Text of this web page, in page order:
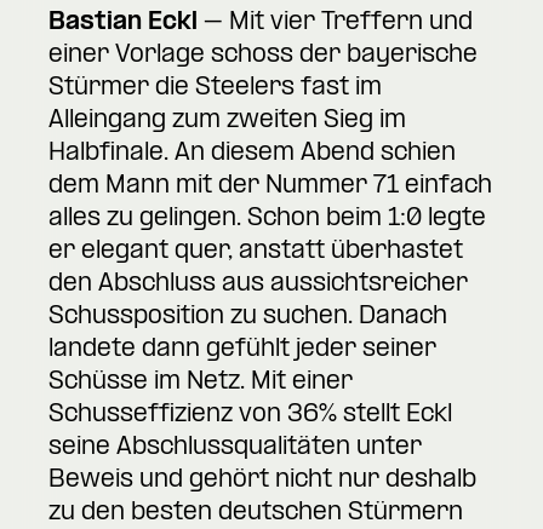
Bastian Eckl – Mit vier Treffern und
einer Vorlage schoss der bayerische
Stürmer die Steelers fast im
Alleingang zum zweiten Sieg im
Halbfinale. An diesem Abend schien
dem Mann mit der Nummer 71 einfach
alles zu gelingen. Schon beim 1:0 legte
er elegant quer, anstatt überhastet
den Abschluss aus aussichtsreicher
Schussposition zu suchen. Danach
landete dann gefühlt jeder seiner
Schüsse im Netz. Mit einer
Schusseffizienz von 36% stellt Eckl
seine Abschlussqualitäten unter
Beweis und gehört nicht nur deshalb
zu den besten deutschen Stürmern